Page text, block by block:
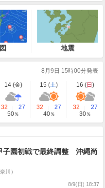
地震
8月9日 15時00分発表
14 (金) 15 (土) 16 (日 )
32
27
50％
32
27
40％
32
27
30％
園初戦で最終調整 沖縄尚
川）
8/9(日) 18:37